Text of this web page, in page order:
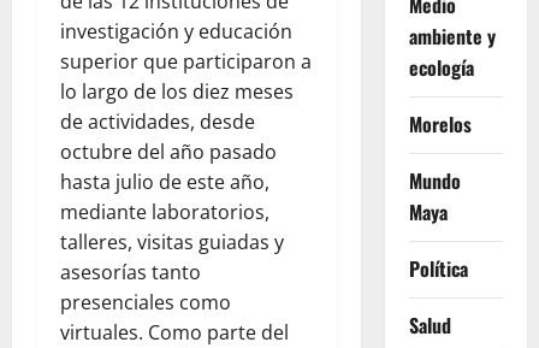
investigación y educación
superior que participaron a
lo largo de los diez meses
de actividades, desde
octubre del año pasado
hasta julio de este año,
mediante laboratorios,
talleres, visitas guiadas y
asesorías tanto
presenciales como
virtuales. Como parte del
ambiente y
ecología
Morelos
Mundo
Maya
Política
Salud